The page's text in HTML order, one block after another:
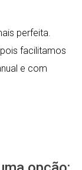
perfeita.
facilitamos
e com